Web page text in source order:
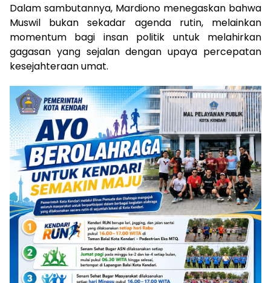
​Dalam sambutannya, Mardiono menegaskan bahwa
Muswil bukan sekadar agenda rutin, melainkan
momentum bagi insan politik untuk melahirkan
gagasan yang sejalan dengan upaya percepatan
kesejahteraan umat.